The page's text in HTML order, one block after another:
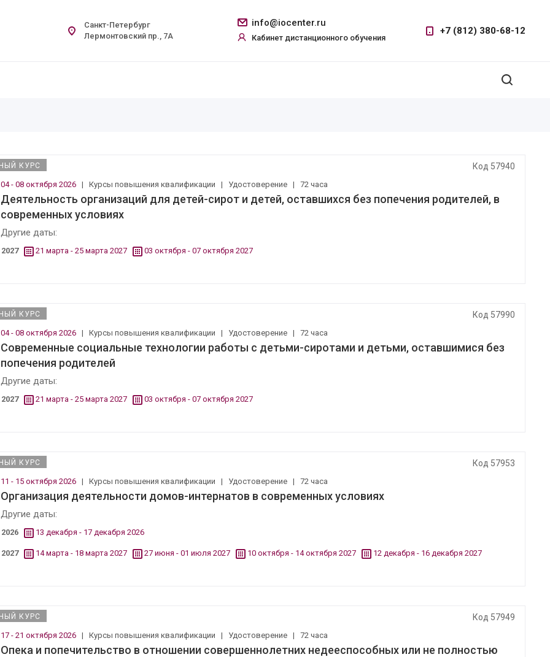
info@iocenter.ru
Кабинет дистанционного обучения
+7 (812) 380-68-12
Санкт-Петербург
Лермонтовский пр., 7А
КУРС Код 57940
04 - 08 октября 2026 |Курсы повышения квалификации | Удостоверение |72 часа
Деятельность организаций для детей-сирот и детей, оставшихся без попечения родителей, в
современных условиях
Другие даты:
2027 21 марта - 25 марта 2027 03 октября - 07 октября 2027
КУРС Код 57990
04 - 08 октября 2026 |Курсы повышения квалификации | Удостоверение |72 часа
Современные социальные технологии работы с детьми-сиротами и детьми, оставшимися без
попечения родителей
Другие даты:
2027 21 марта - 25 марта 2027 03 октября - 07 октября 2027
КУРС Код 57953
11 - 15 октября 2026 |Курсы повышения квалификации | Удостоверение |72 часа
Организация деятельности домов-интернатов в современных условиях
Другие даты:
2026 13 декабря - 17 декабря 2026
2027 14 марта - 18 марта 2027 27 июня - 01 июля 2027 10 октября - 14 октября 2027 12 декабря - 16 декабря 2027
КУРС Код 57949
17 - 21 октября 2026 |Курсы повышения квалификации | Удостоверение |72 часа
Опека и попечительство в отношении совершеннолетних недееспособных или не полностью